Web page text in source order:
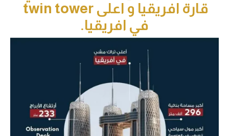
قارة افريقيا و اعلى twin tower
في افريقيا.